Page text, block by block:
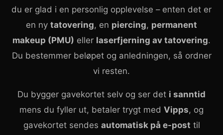
du er glad i en personlig opplevelse – enten det er
en ny tatovering, en piercing, permanent
makeup (PMU) eller laserfjerning av tatovering.
Du bestemmer beløpet og anledningen, så ordner
vi resten.
Du bygger gavekortet selv og ser det i sanntid
mens du fyller ut, betaler trygt med Vipps, og
gavekortet sendes automatisk på e-post til